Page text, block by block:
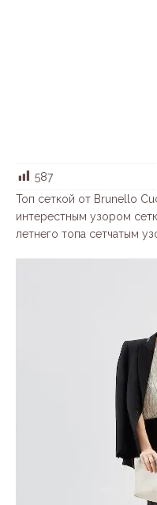
587
Топ сеткой от Brunello
интерестным узором
летнего топа сетчатым